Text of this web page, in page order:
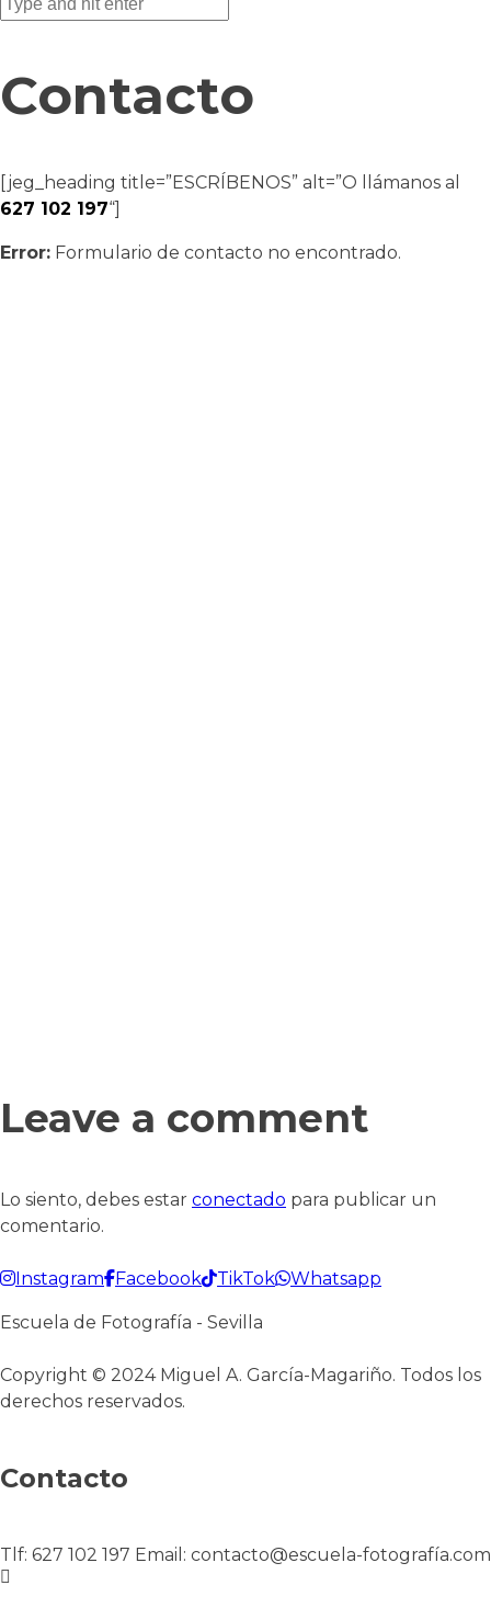
Contacto
[jeg_heading title=”ESCRÍBENOS” alt=”O llámanos al
627 102 197“]
Error: Formulario de contacto no encontrado.
Leave a comment
Lo siento, debes estar conectado para publicar un
comentario.
Instagram Facebook TikTok Whatsapp
Escuela de Fotografía - Sevilla
Copyright © 2024 Miguel A. García-Magariño. Todos los
derechos reservados.
Contacto
Tlf: 627 102 197 Email: contacto@escuela-fotografía.com